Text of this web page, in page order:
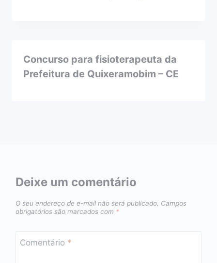
Concurso para fisioterapeuta da
Prefeitura de Quixeramobim – CE
Deixe um comentário
O seu endereço de e-mail não será publicado. Campos
obrigatórios são marcados com *
Comentário *